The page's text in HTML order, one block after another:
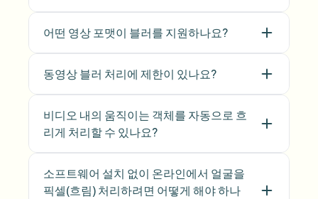
어떤 영상 포맷이 블러를 지원하나요?
동영상 블러 처리에 제한이 있나요?
비디오 내의 움직이는 객체를 자동으로 흐
리게 처리할 수 있나요?
소프트웨어 설치 없이 온라인에서 얼굴을
픽셀(흐림) 처리하려면 어떻게 해야 하나